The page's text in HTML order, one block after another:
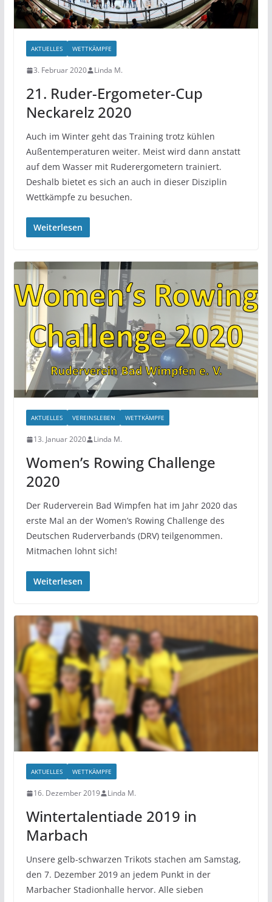
AKTUELLES WETTKÄMPFE
3. Februar 2020 Linda M.
21. Ruder-Ergometer-Cup
Neckarelz 2020
Auch im Winter geht das Training trotz kühlen
Außentemperaturen weiter. Meist wird dann anstatt
auf dem Wasser mit Ruderergometern trainiert.
Deshalb bietet es sich an auch in dieser Disziplin
Wettkämpfe zu besuchen.
Weiterlesen
AKTUELLES VEREINSLEBEN WETTKÄMPFE
13. Januar 2020 Linda M.
Women’s Rowing Challenge
2020
Der Ruderverein Bad Wimpfen hat im Jahr 2020 das
erste Mal an der Women’s Rowing Challenge des
Deutschen Ruderverbands (DRV) teilgenommen.
Mitmachen lohnt sich!
Weiterlesen
AKTUELLES WETTKÄMPFE
16. Dezember 2019 Linda M.
Wintertalentiade 2019 in
Marbach
Unsere gelb-schwarzen Trikots stachen am Samstag,
den 7. Dezember 2019 an jedem Punkt in der
Marbacher Stadionhalle hervor. Alle sieben